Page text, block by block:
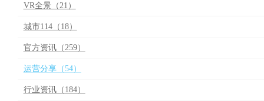
VR全景（21）
城市114（18）
官方资讯（259）
运营分享（54）
行业资讯（184）